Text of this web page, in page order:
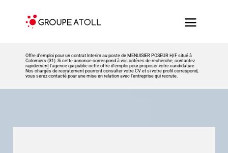
Offre d’emploi pour un contrat Interim au poste de MENUISIER POSEUR H/F situé à
Colomiers (31). Si cette annonce correspond à vos critères de recherche, contactez
rapidement l’agence qui publie cette offre d’emploi pour proposer votre candidature.
Nos chargés de recrutement pourront consulter votre CV et si votre profil correspond,
vous serez contacté pour une mise en relation avec l’entreprise qui recrute.